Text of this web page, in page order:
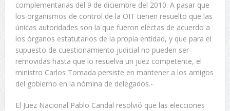
complementarias del 9 de diciembre del 2010. A pasar que
los organismos de control de la OIT tienen resuelto que las
únicas autoridades son la que fueron electas de acuerdo a
los órganos estatutarios de la propia entidad, y que para el
supuesto de cuestionamiento judicial no pueden ser
removidas hasta que lo resuelva un juez competente, el
ministro Carlos Tomada persiste en mantener a los amigos
del gobierno en la nómina de delegados.-
El Juez Nacional Pablo Candal resolvió que las elecciones